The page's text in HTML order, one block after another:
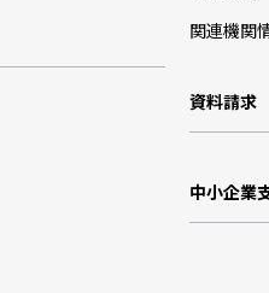
関連機関
資料請求
中小企業